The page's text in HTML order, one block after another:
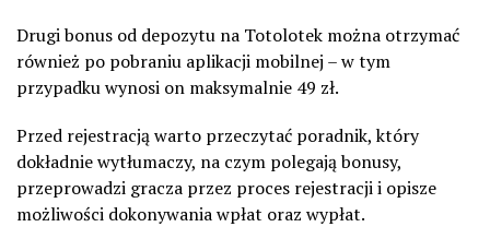
Drugi bonus od depozytu na Totolotek można otrzymać
również po pobraniu aplikacji mobilnej – w tym
przypadku wynosi on maksymalnie 49 zł.
Przed rejestracją warto przeczytać poradnik, który
dokładnie wytłumaczy, na czym polegają bonusy,
przeprowadzi gracza przez proces rejestracji i opisze
możliwości dokonywania wpłat oraz wypłat.